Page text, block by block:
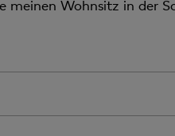
meinen Wohnsitz in der